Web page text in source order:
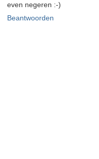
even negeren :-)
Beantwoorden